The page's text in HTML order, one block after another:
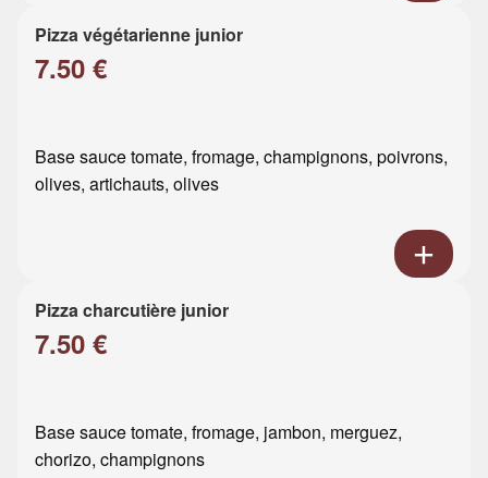
Pizza végétarienne junior
7.50 €
Base sauce tomate, fromage, champignons, poivrons,
olives, artichauts, olives
Pizza charcutière junior
7.50 €
Base sauce tomate, fromage, jambon, merguez,
chorizo, champignons